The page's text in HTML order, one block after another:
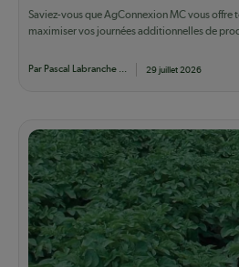
Saviez-vous que AgConnexion MC vous offre
maximiser vos journées additionnelles de
Par Pascal Labranche ... 29 juillet 2026